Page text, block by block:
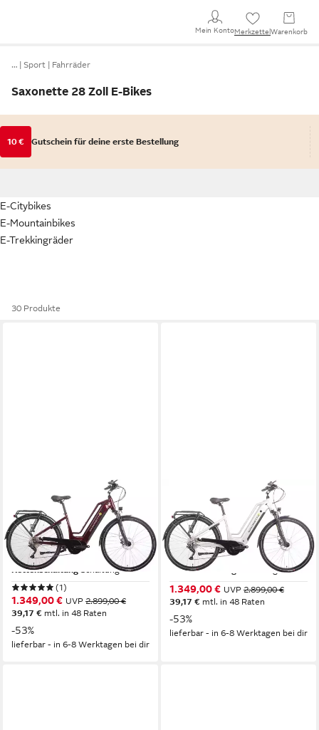
Mein KontoMerkzettel Warenkorb
… Sport Fahrräder
Saxonette 28 Zoll E-Bikes
10 € Gutschein für deine erste Bestellung
E-Citybikes
E-Mountainbikes
E-Trekkingräder
30 Produkte
SAXONETTE
E-Bike Trekkingrad Quantum
Sport
Mittelmotor Motor
540 Wh Akkuleistung
Kettenschaltung Schaltung
(1)
1.349,00 € UVP 2.899,00 €
39,17 € mtl. in 48 Raten
-53%
lieferbar - in 6-8 Werktagen bei dir
SAXONETTE
E-Bike Trekkingrad Quantum
Sport
Mittelmotor Motor
540 Wh Akkuleistung
Kettenschaltung
Schaltung
1.349,00 € UVP 2.899,00 €
39,17 € mtl. in 48 Raten
-53%
lieferbar - in 6-8 Werktagen bei dir